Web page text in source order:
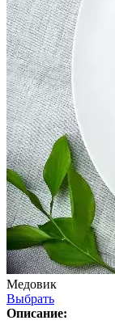
Медовик
Выбрать
Описание: